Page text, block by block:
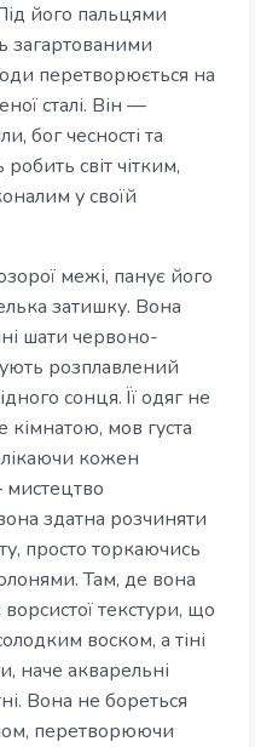
його пальцями
загартованими
перетворюється на
сталі. Він —
бог чесності та
світ чітким,
у своїй
межі, панує його
затишку. Вона
шати червоно-
розплавлений
сонця. Її одяг не
кімнатою, мов густа
кожен
здатна розчиняти
просто торкаючись
Там, де вона
текстури, що
воском, а тіні
наче акварельні
Вона не бореться
перетворюючи